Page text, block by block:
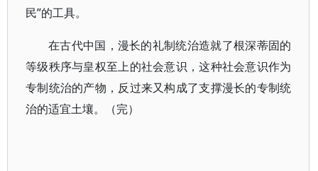
民”的工具。
在古代中国，漫长的礼制统治造就了根深蒂固的
等级秩序与皇权至上的社会意识，这种社会意识作为
专制统治的产物，反过来又构成了支撑漫长的专制统
治的适宜土壤。（完）